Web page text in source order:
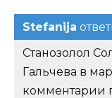
Stefanija
Станозолол
Гальчева в
комментарии